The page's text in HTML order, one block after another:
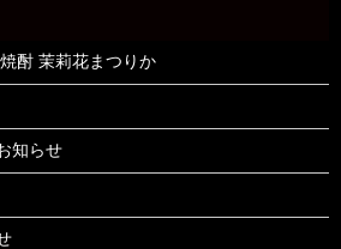
酎 茉莉花まつりか
知らせ